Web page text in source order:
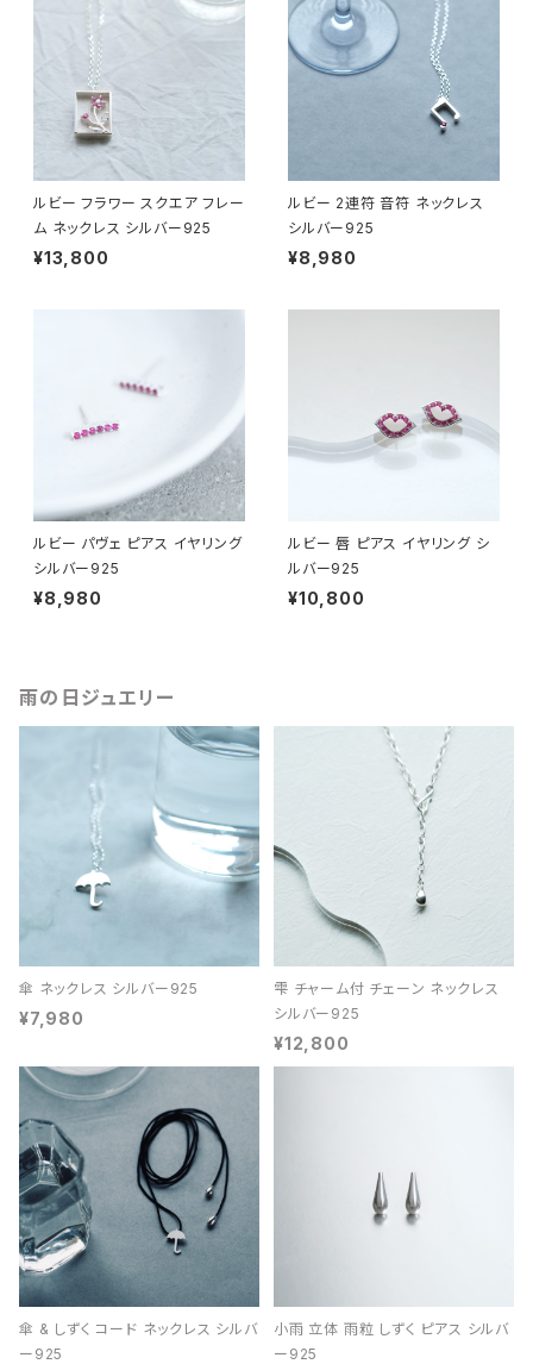
ルビー フラワー スクエア フレー
ム ネックレス シルバー925
¥13,800
ルビー 2連符 音符 ネックレス
シルバー925
¥8,980
ルビー パヴェ ピアス イヤリング
シルバー925
¥8,980
ルビー 唇 ピアス イヤリング シ
ルバー925
¥10,800
雨の日ジュエリー
傘 ネックレス シルバー925
¥7,980
雫 チャーム付 チェーン ネックレス
シルバー925
¥12,800
傘 & しずく コード ネックレス シルバ
ー925
小雨 立体 雨粒 しずく ピアス シルバ
ー925